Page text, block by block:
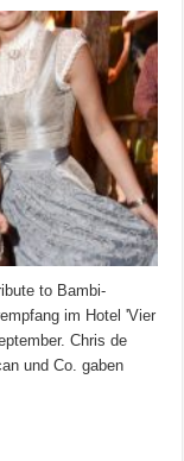
to Bambi-
im Hotel 'Vier
Chris de
und Co. gaben